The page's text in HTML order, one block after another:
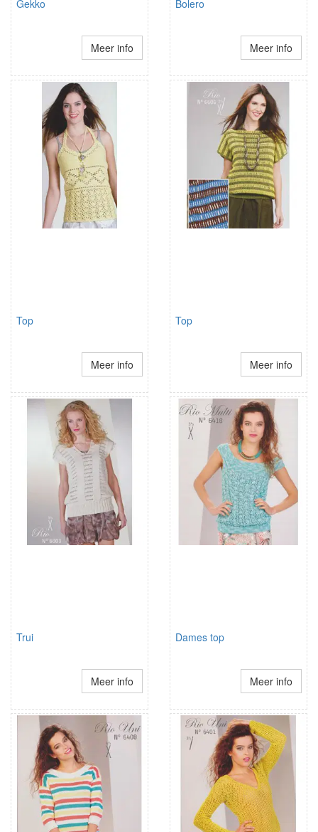
Gekko
Meer info
Bolero
Meer info
Top
Meer info
Top
Meer info
Trui
Meer info
Dames top
Meer info